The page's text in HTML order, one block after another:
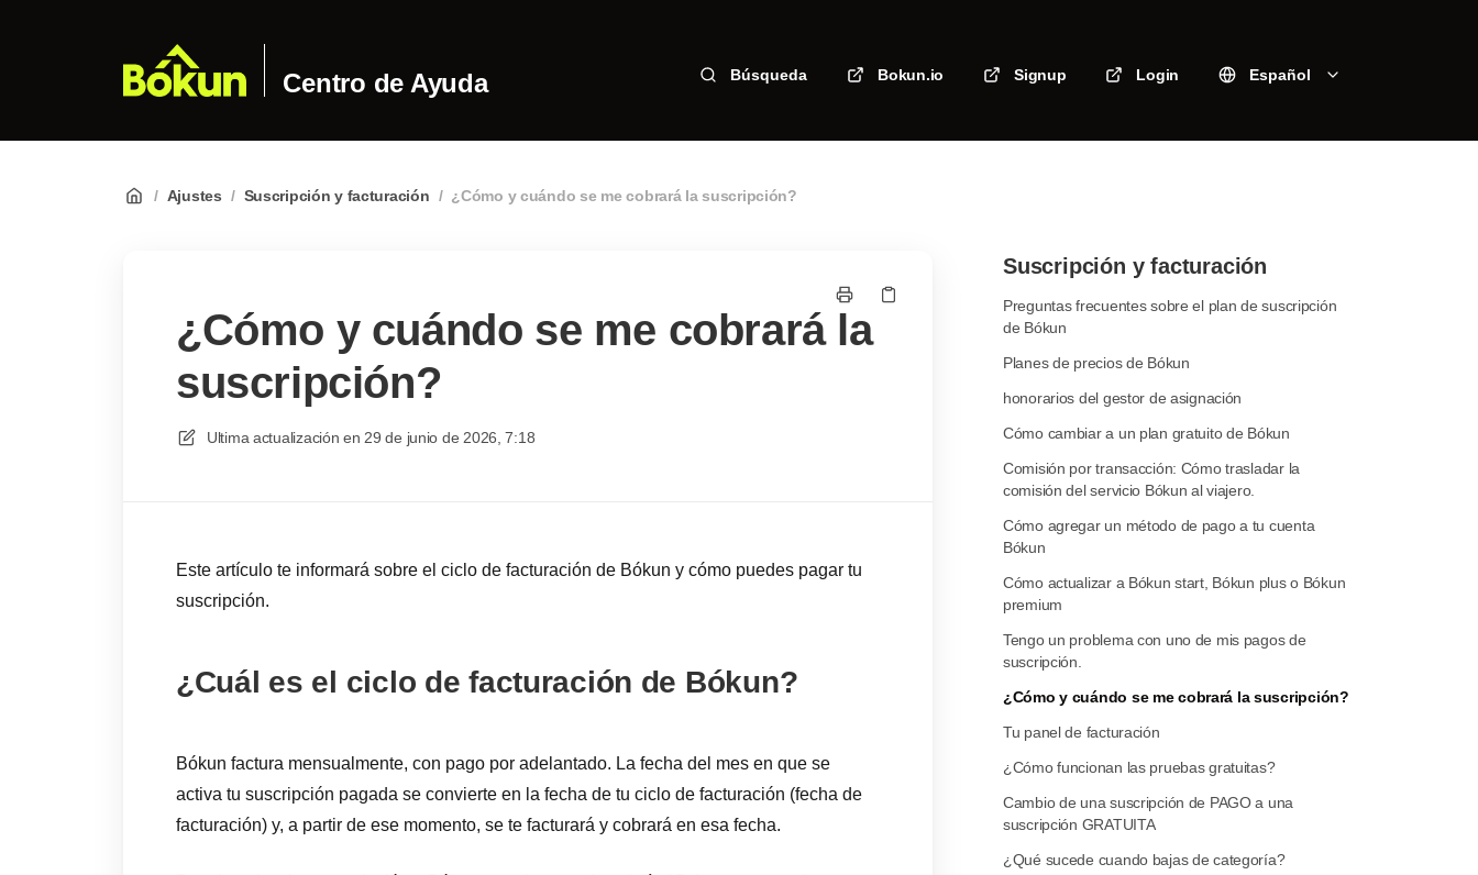
Centro de Ayuda Búsqueda Bokun.io Signup Login Español
/ Ajustes / Suscripción y facturación / ¿Cómo y cuándo se me cobrará la suscripción?
¿Cómo y cuándo se me cobrará la
suscripción?
Ultima actualización en 29 de junio de 2026, 7:18
Este artículo te informará sobre el ciclo de facturación de Bókun y cómo puedes pagar tu
suscripción.
¿Cuál es el ciclo de facturación de Bókun?
Bókun factura mensualmente, con pago por adelantado. La fecha del mes en que se
activa tu suscripción pagada se convierte en la fecha de tu ciclo de facturación (fecha de
facturación) y, a partir de ese momento, se te facturará y cobrará en esa fecha.
Suscripción y facturación
Preguntas frecuentes sobre el plan de suscripción
de Bókun
Planes de precios de Bókun
honorarios del gestor de asignación
Cómo cambiar a un plan gratuito de Bókun
Comisión por transacción: Cómo trasladar la
comisión del servicio Bókun al viajero.
Cómo agregar un método de pago a tu cuenta
Bókun
Cómo actualizar a Bókun start, Bókun plus o Bókun
premium
Tengo un problema con uno de mis pagos de
suscripción.
¿Cómo y cuándo se me cobrará la suscripción?
Tu panel de facturación
¿Cómo funcionan las pruebas gratuitas?
Cambio de una suscripción de PAGO a una
suscripción GRATUITA
¿Qué sucede cuando bajas de categoría?